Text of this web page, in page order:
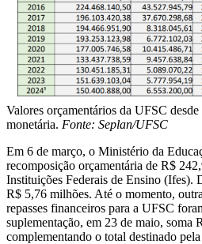
Valores orçamentários da UFSC
monetária. Fonte: Seplan/UFSC
Em 6 de março, o Ministério da
recomposição orçamentária de R$
Instituições Federais de Ensino (Ifes).
R$ 5,76 milhões. Até o momento,
repasses financeiros para a UFSC
suplementação, em 23 de maio, soma
complementando o total destinado